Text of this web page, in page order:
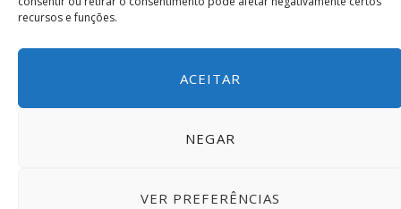
recursos e funções.
ACEITAR
NEGAR
VER PREFERÊNCIAS
Completo para Escolher o Melhor
© 2025 Local Planet